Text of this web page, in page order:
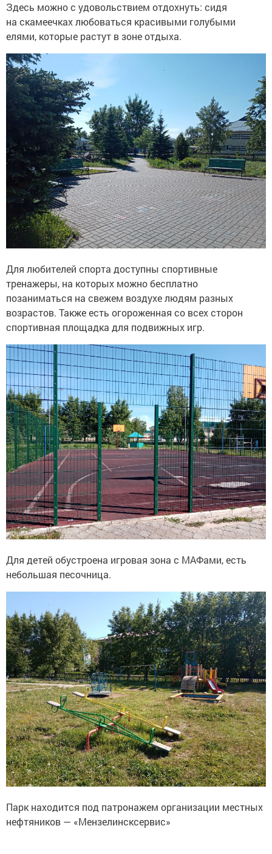
Здесь можно с удовольствием отдохнуть: сидя
на скамеечках любоваться красивыми голубыми
елями, которые растут в зоне отдыха.
Для любителей спорта доступны спортивные
тренажеры, на которых можно бесплатно
позаниматься на свежем воздухе людям разных
возрастов. Также есть огороженная со всех сторон
спортивная площадка для подвижных игр.
Для детей обустроена игровая зона с МАФами, есть
небольшая песочница.
Парк находится под патронажем организации местных
нефтяников — «Мензелинсксервис»